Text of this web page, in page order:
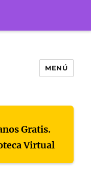
MENÚ
Gratis.
Virtual